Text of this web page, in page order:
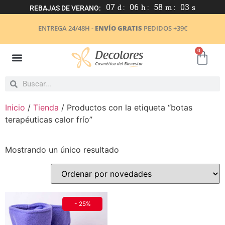
REBAJAS DE VERANO: 07 d : 06 h : 58 m : 03 s
ENTREGA 24/48H - ENVÍO GRATIS PEDIDOS +39€
0
Inicio / Tienda / Productos con la etiqueta “botas
terapéuticas calor frío”
Mostrando un único resultado
- 25%